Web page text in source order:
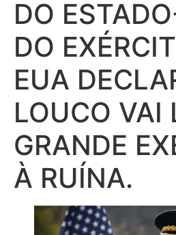
DO
DO
EUA
LOUCO VAI
GRANDE
À RUÍNA.